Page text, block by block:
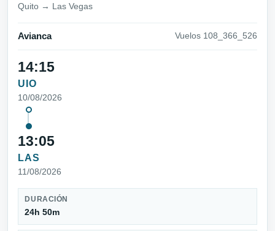
Quito → Las Vegas
Avianca Vuelos 108_366_526
14:15
UIO
10/08/2026
13:05
LAS
11/08/2026
DURACIÓN
24h 50m